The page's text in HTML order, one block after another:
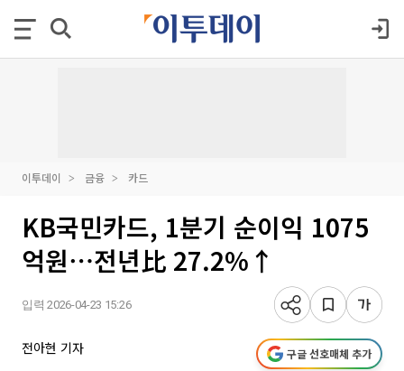
이투데이 금융 카드
KB국민카드, 1분기 순이익 1075
억원⋯전년比 27.2%↑
입력 2026-04-23 15:26
전아현 기자 구글 선호매체 추가